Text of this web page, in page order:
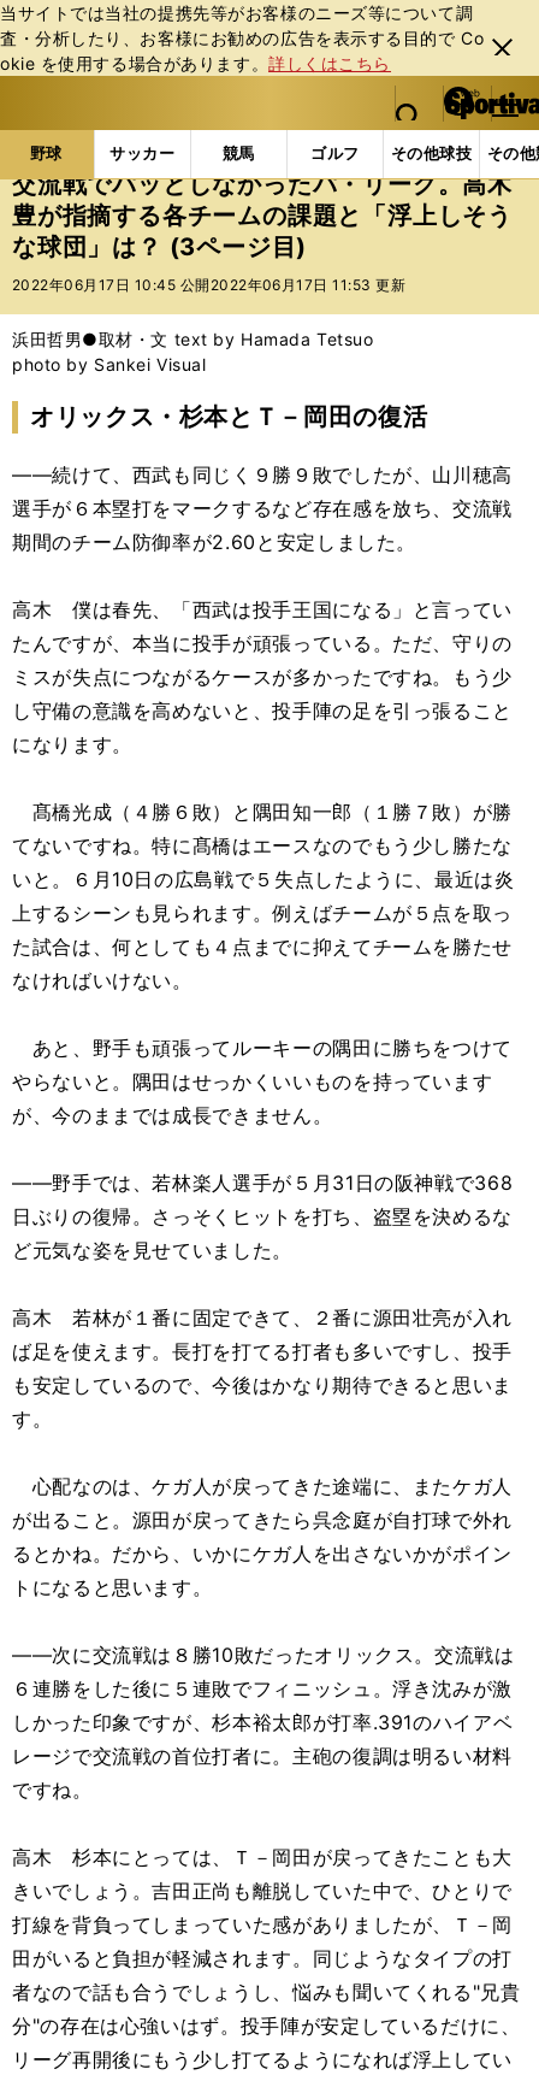
当サイトでは当社の提携先等がお客様のニーズ等について調
査・分析したり、お客様にお勧めの広告を表⽰する⽬的で Co
okie を使⽤する場合があります。詳しくはこちら
閉じ
る
web Sportiva (webスポルティーバ)
検索
マイペ
ー
ジ
メニュ
野球 サッカー 競馬 ゴルフ その他球技 その
b
ス
ポ
ル
テ
ー
バ
野球の記事一覧 プロ野球 交流戦でパッとしなかっ
交流戦でパッとしなかったパ・リーグ。高木
豊が指摘する各チームの課題と「浮上しそう
な球団」は？ (3ページ目)
2022年06月17日 10:45 公開 2022年06月17日 11:53 更新
浜田哲男●取材・文 text by Hamada Tetsuo
photo by Sankei Visual
オリックス・杉本とＴ－岡田の復活
――続けて、西武も同じく９勝９敗でしたが、山川穂高
選手が６本塁打をマークするなど存在感を放ち、交流戦
期間のチーム防御率が2.60と安定しました。
高木 僕は春先、「西武は投手王国になる」と言ってい
たんですが、本当に投手が頑張っている。ただ、守りの
ミスが失点につながるケースが多かったですね。もう少
し守備の意識を高めないと、投手陣の足を引っ張ること
になります。
髙橋光成（４勝６敗）と隅田知一郎（１勝７敗）が勝
てないですね。特に髙橋はエースなのでもう少し勝たな
いと。６月10日の広島戦で５失点したように、最近は炎
上するシーンも見られます。例えばチームが５点を取っ
た試合は、何としても４点までに抑えてチームを勝たせ
なければいけない。
あと、野手も頑張ってルーキーの隅田に勝ちをつけて
やらないと。隅田はせっかくいいものを持っています
が、今のままでは成長できません。
――野手では、若林楽人選手が５月31日の阪神戦で368
日ぶりの復帰。さっそくヒットを打ち、盗塁を決めるな
ど元気な姿を見せていました。
高木 若林が１番に固定できて、２番に源田壮亮が入れ
ば足を使えます。長打を打てる打者も多いですし、投手
も安定しているので、今後はかなり期待できると思いま
す。
心配なのは、ケガ人が戻ってきた途端に、またケガ人
が出ること。源田が戻ってきたら呉念庭が自打球で外れ
るとかね。だから、いかにケガ人を出さないかがポイン
トになると思います。
――次に交流戦は８勝10敗だったオリックス。交流戦は
６連勝をした後に５連敗でフィニッシュ。浮き沈みが激
しかった印象ですが、杉本裕太郎が打率.391のハイアベ
レージで交流戦の首位打者に。主砲の復調は明るい材料
ですね。
高木 杉本にとっては、Ｔ－岡田が戻ってきたことも大
きいでしょう。吉田正尚も離脱していた中で、ひとりで
打線を背負ってしまっていた感がありましたが、Ｔ－岡
田がいると負担が軽減されます。同じようなタイプの打
者なので話も合うでしょうし、悩みも聞いてくれる"兄貴
分"の存在は心強いはず。投手陣が安定しているだけに、
リーグ再開後にもう少し打てるようになれば浮上してい